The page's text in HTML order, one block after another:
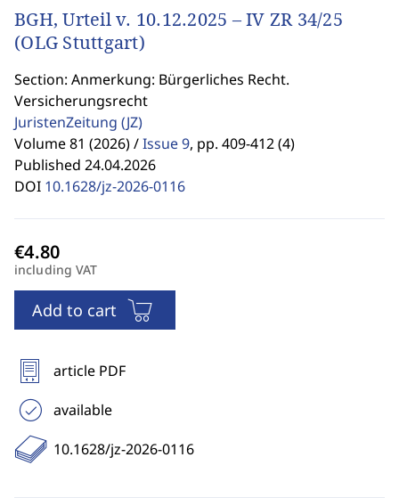
BGH, Urteil v. 10.12.2025 – IV ZR 34/25
(OLG Stuttgart)
Section: Anmerkung: Bürgerliches Recht.
Versicherungsrecht
JuristenZeitung (JZ)
Volume 81 (2026) /Issue 9, pp. 409-412 (4)
Published 24.04.2026
DOI 10.1628/jz-2026-0116
including VAT
Add to cart
article PDF
available
10.1628/jz-2026-0116